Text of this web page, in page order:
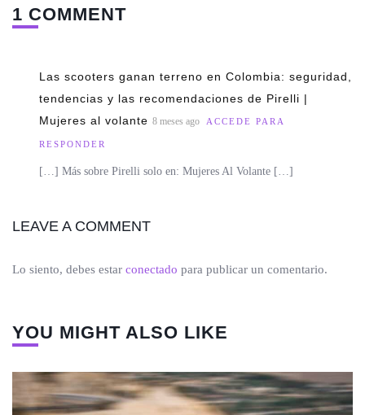
1 COMMENT
Las scooters ganan terreno en Colombia: seguridad,
tendencias y las recomendaciones de Pirelli |
Mujeres al volante 8 meses ago ACCEDE PARA
RESPONDER
[…] Más sobre Pirelli solo en: Mujeres Al Volante […]
LEAVE A COMMENT
Lo siento, debes estar conectado para publicar un comentario.
YOU MIGHT ALSO LIKE